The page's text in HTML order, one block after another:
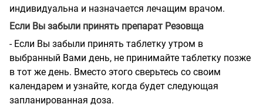
индивидуальна и назначается лечащим врачом.
Если Вы забыли принять препарат Резовща
- Если Вы забыли принять таблетку утром в
выбранный Вами день, не принимайте таблетку позже
в тот же день. Вместо этого сверьтесь со своим
календарем и узнайте, когда будет следующая
запланированная доза.